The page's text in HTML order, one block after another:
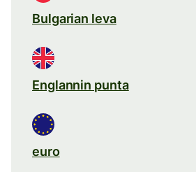
Bulgarian leva
Englannin punta
euro